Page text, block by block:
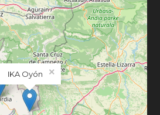
IKA Oyón ×